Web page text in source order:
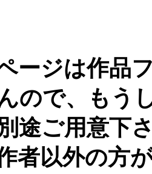
ージは作品
ので、もう
途ご用意下
者以外の方